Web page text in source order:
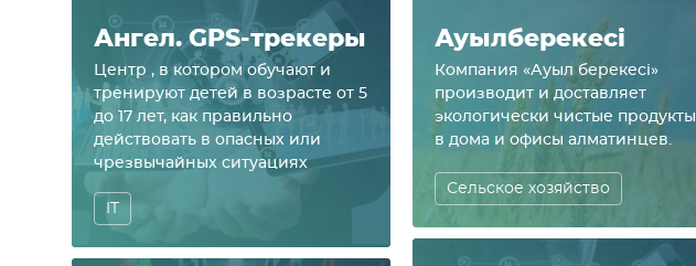
Ан­гел. GPS-тре­керы
Центр , в котором обучают и
тренируют детей в возрасте от 5
до 17 лет, как правильно
действовать в опасных или
чрезвычайных ситуациях
А­уыл­бе­рекесi
Компания «Ауыл берекесi»
производит и доставляет
экологически чистые продукты
в дома и офисы алматинцев.
Сельское хозяйство